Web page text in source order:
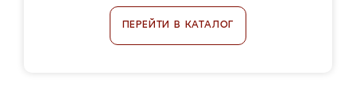
ПЕРЕЙТИ В КАТАЛОГ